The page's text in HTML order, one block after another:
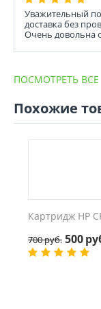
Уважительный
доставка без
Очень довольна
ПОСМОТРЕТЬ ВСЕ
Похожие
Картридж HP
700руб. 500